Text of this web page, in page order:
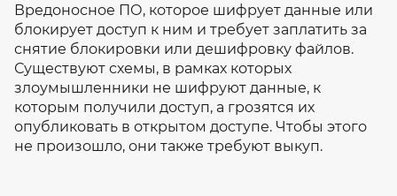
Вредоносное ПО, которое шифрует данные или
блокирует доступ к ним и требует заплатить за
снятие блокировки или дешифровку файлов.
Существуют схемы, в рамках которых
злоумышленники не шифруют данные, к
которым получили доступ, а грозятся их
опубликовать в открытом доступе. Чтобы этого
не произошло, они также требуют выкуп.